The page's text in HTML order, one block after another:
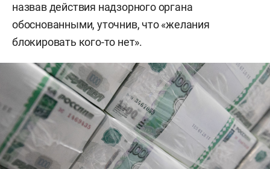
назвав действия надзорного органа
обоснованными, уточнив, что «желания
блокировать кого-то нет».